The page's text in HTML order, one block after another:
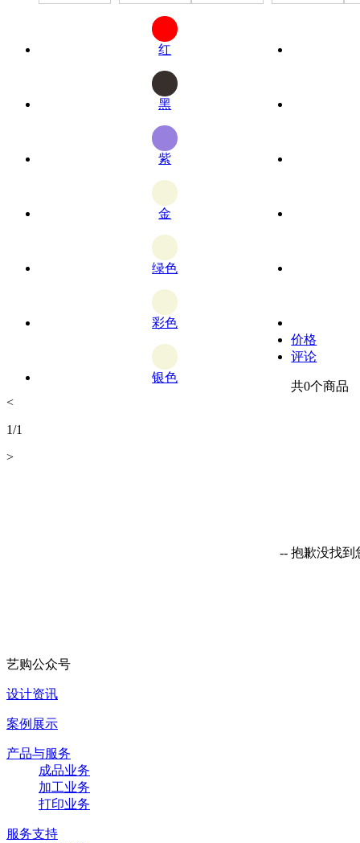
红
黑
紫
金
绿色
彩色
银色
价格
评论
共0个商品
<
1/1
>
-- 抱歉没找到
艺购公众号
设计资讯
案例展示
产品与服务
成品业务
加工业务
打印业务
服务支持